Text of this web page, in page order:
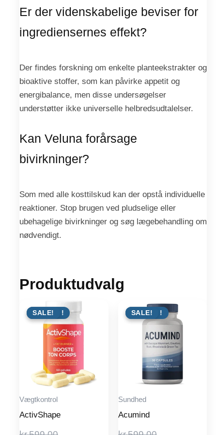
Er der videnskabelige beviser for
ingrediensernes effekt?
Der findes forskning om enkelte planteekstrakter og
bioaktive stoffer, som kan påvirke appetit og
energibalance, men disse undersøgelser
understøtter ikke universelle helbredsudtalelser.
Kan Veluna forårsage
bivirkninger?
Som med alle kosttilskud kan der opstå individuelle
reaktioner. Stop brugen ved pludselige eller
ubehagelige bivirkninger og søg lægebehandling om
nødvendigt.
Produktudvalg
TILBUD !
SALE!
Vægtkontrol
ActivShape
TILBUD !
SALE!
Sundhed
Acumind